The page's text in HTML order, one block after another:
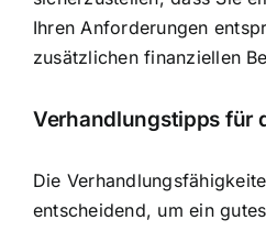
Ihren Anforderungen
zusätzlichen finanziellen
Verhandlungstipps für
Die
entscheidend, um ein